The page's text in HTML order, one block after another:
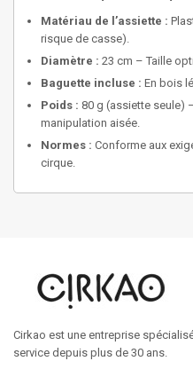
Matériau de l’assiette :
risque de casse).
Diamètre : 23 cm – Taille
Baguette incluse : En bois
Poids : 80 g (assiette seule)
manipulation aisée.
Normes : Conforme aux
cirque.
Cirkao est une entreprise
service depuis plus de 30 ans.